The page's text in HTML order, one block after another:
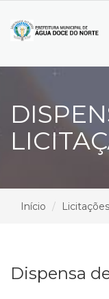
Início Licitações
Dispensa